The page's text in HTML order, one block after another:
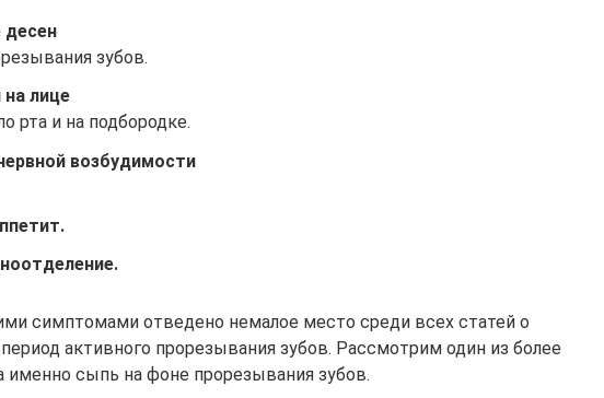
десен
зубов.
на лице
рта и на подбородке.
возбудимости
симптомами отведено немалое место среди всех статей о
активного прорезывания зубов. Рассмотрим один из более
именно сыпь на фоне прорезывания зубов.